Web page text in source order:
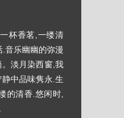
杯香茗,一缕清
音乐幽幽的弥漫
淡月染西窗,我
中品味隽永.生
的清香.悠闲时,